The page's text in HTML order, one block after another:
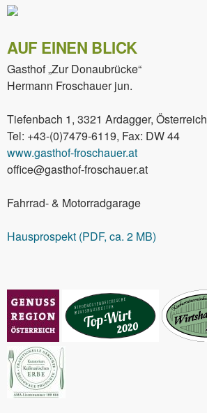
AUF EINEN BLICK
Gasthof „Zur Donaubrücke“
Hermann Froschauer jun.
Tiefenbach 1, 3321 Ardagger, Österreich
Tel: +43-(0)7479-6119, Fax: DW 44
www.gasthof-froschauer.at
office@gasthof-froschauer.at
Fahrrad- & Motorradgarage
Hausprospekt (PDF, ca. 2 MB)